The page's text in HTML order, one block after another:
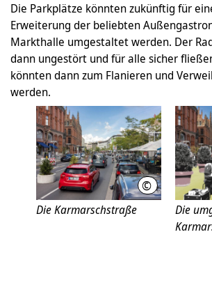
Die Parkplätze könnten zukünftig für
Erweiterung der beliebten
Markthalle umgestaltet werden. Der
dann ungestört und für alle sicher
könnten dann zum Flanieren und
werden.
Die
© Ole Spata
Die Karmarschstraße